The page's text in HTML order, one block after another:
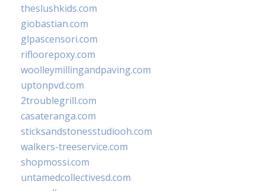
theslushkids.com
giobastian.com
glpascensori.com
rifloorepoxy.com
woolleymillingandpaving.com
uptonpvd.com
2troublegrill.com
casateranga.com
sticksandstonesstudiooh.com
walkers-treeservice.com
shopmossi.com
untamedcollectivesd.com